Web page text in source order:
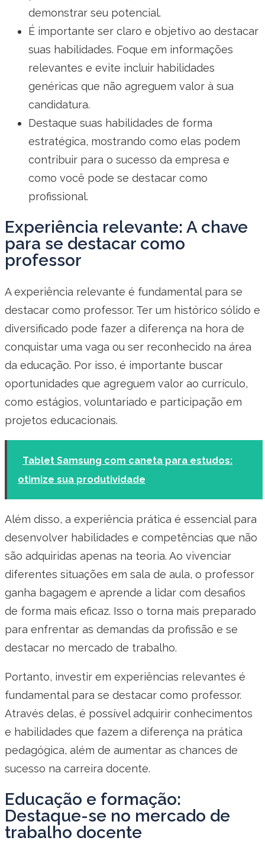
demonstrar seu potencial.
É importante ser claro e objetivo ao destacar
suas habilidades. Foque em informações
relevantes e evite incluir habilidades
genéricas que não agreguem valor à sua
candidatura.
Destaque suas habilidades de forma
estratégica, mostrando como elas podem
contribuir para o sucesso da empresa e
como você pode se destacar como
profissional.
Experiência relevante: A chave
para se destacar como
professor
A experiência relevante é fundamental para se
destacar como professor. Ter um histórico sólido e
diversificado pode fazer a diferença na hora de
conquistar uma vaga ou ser reconhecido na área
da educação. Por isso, é importante buscar
oportunidades que agreguem valor ao currículo,
como estágios, voluntariado e participação em
projetos educacionais.
Tablet Samsung com caneta para estudos:
otimize sua produtividade
Além disso, a experiência prática é essencial para
desenvolver habilidades e competências que não
são adquiridas apenas na teoria. Ao vivenciar
diferentes situações em sala de aula, o professor
ganha bagagem e aprende a lidar com desafios
de forma mais eficaz. Isso o torna mais preparado
para enfrentar as demandas da profissão e se
destacar no mercado de trabalho.
Portanto, investir em experiências relevantes é
fundamental para se destacar como professor.
Através delas, é possível adquirir conhecimentos
e habilidades que fazem a diferença na prática
pedagógica, além de aumentar as chances de
sucesso na carreira docente.
Educação e formação:
Destaque-se no mercado de
trabalho docente